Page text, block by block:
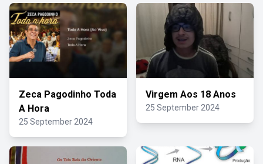
Zeca Pagodinho Toda
A Hora
25 September 2024
Virgem Aos 18 Anos
25 September 2024